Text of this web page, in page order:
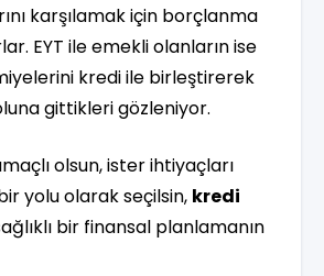
karşılamak için borçlanma
EYT ile emekli olanların ise
kredi ile birleştirerek
gittikleri gözleniyor.
olsun, ister ihtiyaçları
yolu olarak seçilsin, kredi
bir finansal planlamanın